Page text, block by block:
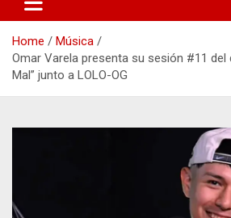
Home
Música
Omar Varela presenta su sesión #11 del
Mal” junto a LOLO-OG